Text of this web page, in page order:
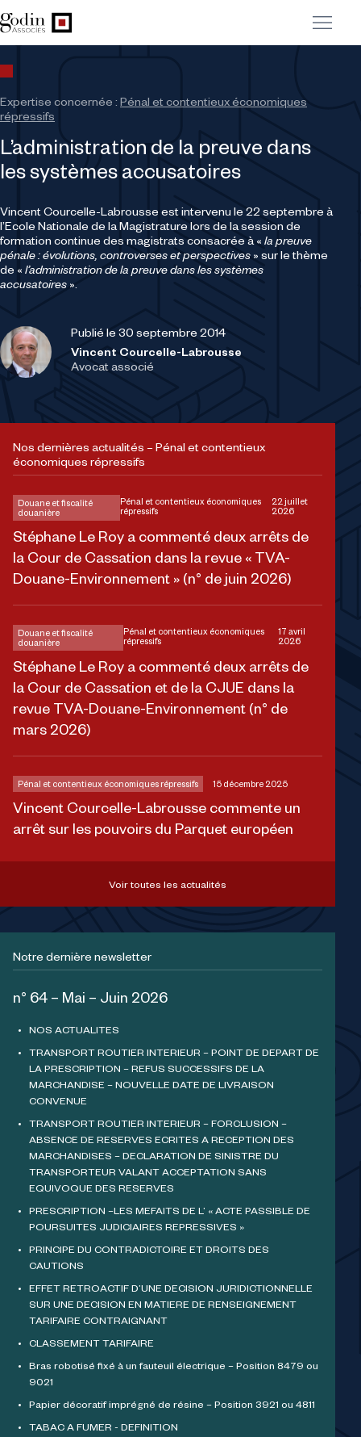
L’administration de la preuve dans
les systèmes accusatoires
Expertise concernée : Pénal et contentieux économiques
répressifs
Vincent Courcelle-Labrousse est intervenu le 22 septembre à
l’Ecole Nationale de la Magistrature lors de la session de
formation continue des magistrats consacrée à « la preuve
pénale : évolutions, controverses et perspectives » sur le thème
de « l’administration de la preuve dans les systèmes
accusatoires ».
Publié le 30 septembre 2014
Vincent Courcelle-Labrousse
Avocat associé
Nos dernières actualités – Pénal et contentieux
économiques répressifs
Stéphane Le Roy a commenté deux arrêts de
la Cour de Cassation dans la revue « TVA-
Douane-Environnement » (n° de juin 2026)
Douane et fiscalité
douanière
Pénal et contentieux économiques
répressifs
22 juillet
2026
Stéphane Le Roy a commenté deux arrêts de
la Cour de Cassation et de la CJUE dans la
revue TVA-Douane-Environnement (n° de
mars 2026)
Douane et fiscalité
douanière
Pénal et contentieux économiques
répressifs
17 avril
2026
Vincent Courcelle-Labrousse commente un
arrêt sur les pouvoirs du Parquet européen
Pénal et contentieux économiques répressifs 15 décembre 2025
Voir toutes les actualités
Notre dernière newsletter
n° 64 – Mai – Juin 2026
NOS ACTUALITES
TRANSPORT ROUTIER INTERIEUR – POINT DE DEPART DE
LA PRESCRIPTION – REFUS SUCCESSIFS DE LA
MARCHANDISE – NOUVELLE DATE DE LIVRAISON
CONVENUE
TRANSPORT ROUTIER INTERIEUR – FORCLUSION –
ABSENCE DE RESERVES ECRITES A RECEPTION DES
MARCHANDISES – DECLARATION DE SINISTRE DU
TRANSPORTEUR VALANT ACCEPTATION SANS
EQUIVOQUE DES RESERVES
PRESCRIPTION –LES MEFAITS DE L’ « ACTE PASSIBLE DE
POURSUITES JUDICIAIRES REPRESSIVES »
PRINCIPE DU CONTRADICTOIRE ET DROITS DES
CAUTIONS
EFFET RETROACTIF D’UNE DECISION JURIDICTIONNELLE
SUR UNE DECISION EN MATIERE DE RENSEIGNEMENT
TARIFAIRE CONTRAIGNANT
CLASSEMENT TARIFAIRE
Bras robotisé fixé à un fauteuil électrique – Position 8479 ou
9021
Papier décoratif imprégné de résine – Position 3921 ou 4811
TABAC A FUMER - DEFINITION